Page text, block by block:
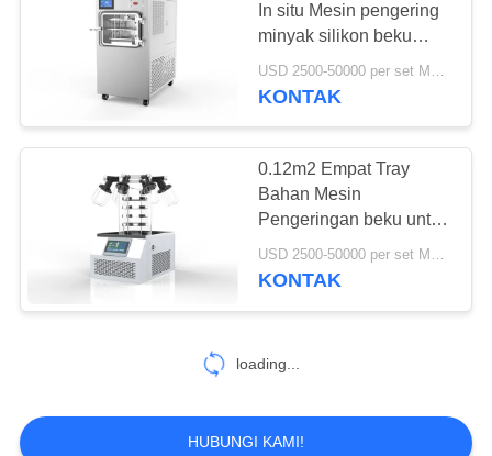
Kain Merasa
Industri
141
Mesin Pembuat
478
In situ Mesin pengering
minyak silikon beku
untuk konservasi buah
USD 2500-50000 per set MOQ:1 SET
KONTAK
0.12m2 Empat Tray
Bahan Mesin
Pengeringan beku untuk
Konservasi Buah,
Makanan dan Sayuran
USD 2500-50000 per set MOQ:1 SET
KONTAK
loading...
HUBUNGI KAMI!